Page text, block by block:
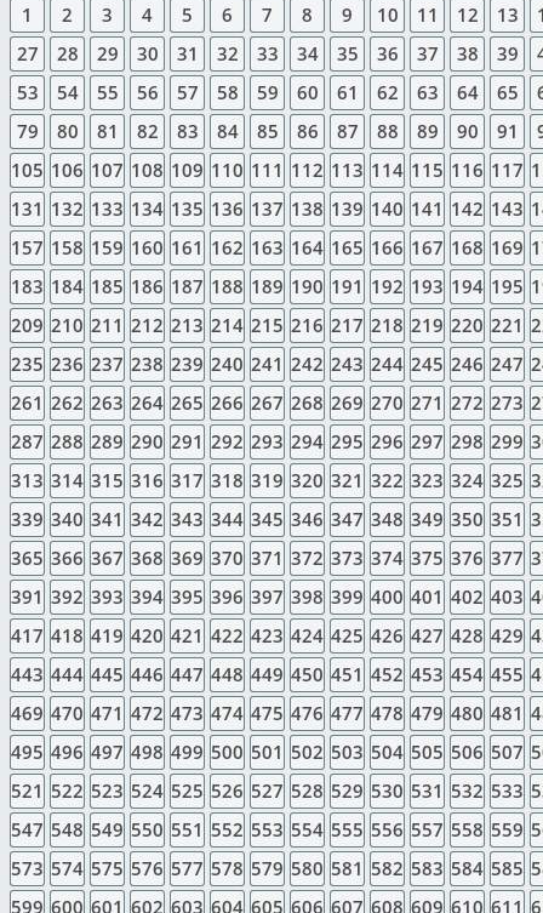
1 2 3 4 5 6 7 8 9 10 11 12 13
27
28 29 30 31 32 33 34 35 36 37 38 39
53
54 55 56 57 58 59 60 61 62 63 64 65
79
80 81 82 83 84 85 86 87 88 89 90 91
105 106 107 108 109 110 111 112 113 114 115 116 117
131 132 133 134 135 136 137 138 139 140 141 142 143
157 158 159 160 161 162 163 164 165 166 167 168 169
183 184 185 186 187 188 189 190 191 192 193 194 195
209 210 211 212 213 214 215 216 217 218 219 220 221
235 236 237 238 239 240 241 242 243 244 245 246 247
261 262 263 264 265 266 267 268 269 270 271 272 273
287 288 289 290 291 292 293 294 295 296 297 298 299
313 314 315 316 317 318 319 320 321 322 323 324 325
339 340 341 342 343 344 345 346 347 348 349 350 351
365 366 367 368 369 370 371 372 373 374 375 376 377
391 392 393 394 395 396 397 398 399 400 401 402 403
417 418 419 420 421 422 423 424 425 426 427 428 429
443 444 445 446 447 448 449 450 451 452 453 454 455
469 470 471 472 473 474 475 476 477 478 479 480 481
495 496 497 498 499 500 501 502 503 504 505 506 507
521 522 523 524 525 526 527 528 529 530 531 532 533
547 548 549 550 551 552 553 554 555 556 557 558 559
573 574 575 576 577 578 579 580 581 582 583 584 585
599 600 601 602 603 604 605 606 607 608 609 610 611